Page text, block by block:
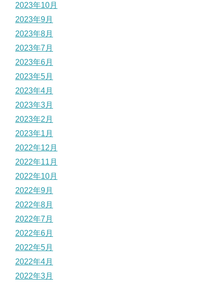
2023年10月
2023年9月
2023年8月
2023年7月
2023年6月
2023年5月
2023年4月
2023年3月
2023年2月
2023年1月
2022年12月
2022年11月
2022年10月
2022年9月
2022年8月
2022年7月
2022年6月
2022年5月
2022年4月
2022年3月